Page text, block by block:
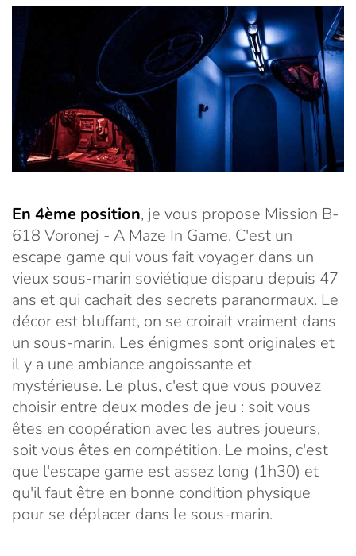
En 4ème position, je vous propose Mission B-
618 Voronej - A Maze In Game. C'est un
escape game qui vous fait voyager dans un
vieux sous-marin soviétique disparu depuis 47
ans et qui cachait des secrets paranormaux. Le
décor est bluffant, on se croirait vraiment dans
un sous-marin. Les énigmes sont originales et
il y a une ambiance angoissante et
mystérieuse. Le plus, c'est que vous pouvez
choisir entre deux modes de jeu : soit vous
êtes en coopération avec les autres joueurs,
soit vous êtes en compétition. Le moins, c'est
que l'escape game est assez long (1h30) et
qu'il faut être en bonne condition physique
pour se déplacer dans le sous-marin.